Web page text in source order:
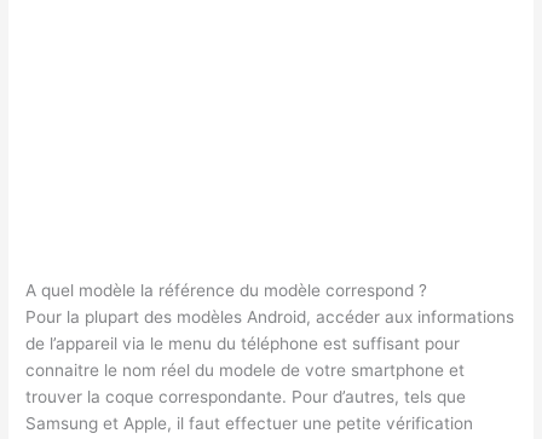
A quel modèle la référence du modèle correspond ?
Pour la plupart des modèles Android, accéder aux informations
de l’appareil via le menu du téléphone est suffisant pour
connaitre le nom réel du modele de votre smartphone et
trouver la coque correspondante. Pour d’autres, tels que
Samsung et Apple, il faut effectuer une petite vérification